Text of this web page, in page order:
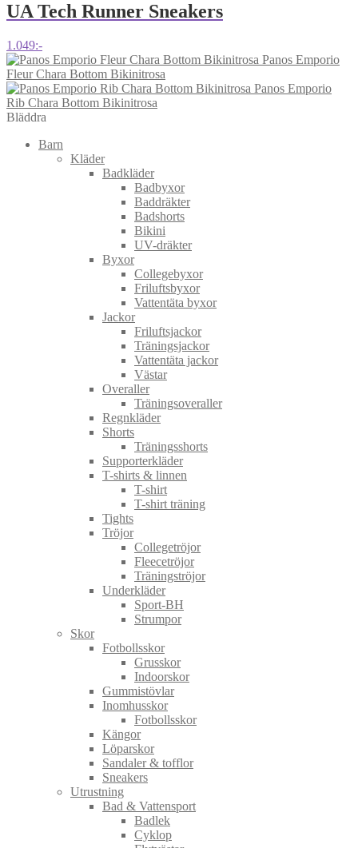
UA Tech Runner Sneakers
1.049:-
Panos Emporio
Fleur Chara Bottom Bikinitrosa
Panos Emporio
Rib Chara Bottom Bikinitrosa
Bläddra
Barn
Kläder
Badkläder
Badbyxor
Baddräkter
Badshorts
Bikini
UV-dräkter
Byxor
Collegebyxor
Friluftsbyxor
Vattentäta byxor
Jackor
Friluftsjackor
Träningsjackor
Vattentäta jackor
Västar
Overaller
Träningsoveraller
Regnkläder
Shorts
Träningsshorts
Supporterkläder
T-shirts & linnen
T-shirt
T-shirt träning
Tights
Tröjor
Collegetröjor
Fleecetröjor
Träningströjor
Underkläder
Sport-BH
Strumpor
Skor
Fotbollsskor
Grusskor
Indoorskor
Gummistövlar
Inomhusskor
Fotbollsskor
Kängor
Löparskor
Sandaler & tofflor
Sneakers
Utrustning
Bad & Vattensport
Badlek
Cyklop